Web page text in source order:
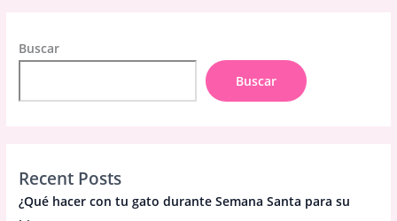
Buscar
Buscar
Recent Posts
¿Qué hacer con tu gato durante Semana Santa para su